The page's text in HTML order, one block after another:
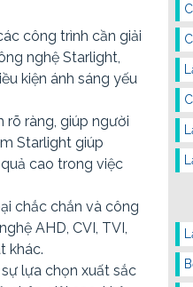
công trình cần giải
nghệ Starlight,
kiện ánh sáng yếu
rõ ràng, giúp người
Starlight giúp
cao trong việc
chắc chắn và công
AHD, CVI, TVI,
khác.
lựa chọn xuất sắc